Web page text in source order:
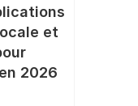
et
2026